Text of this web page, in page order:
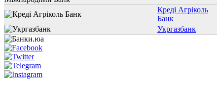
Креді Агріколь
Банк
Укргазбанк